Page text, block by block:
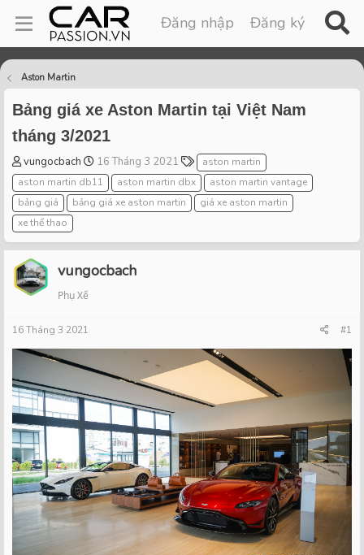
Đăng nhập Đăng ký
Aston Martin
Bảng giá xe Aston Martin tại Việt Nam
tháng 3/2021
T
h
r
e
a
d
s
t
a
t
r
vungocbach
S
t
a
r
d
t
16 Tháng 3 2021
T
a
g
s
aston martin
aston martin db11
aston martin dbx
aston martin vantage
bảng giá
bảng giá xe aston martin
giá xe aston martin
xe thể thao
vungocbach
Phụ Xế
16 Tháng 3 2021 #1